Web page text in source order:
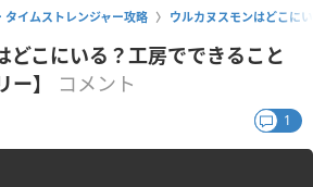
タイムストレンジャー攻略 ウルカヌスモンはどこに
どこにいる？工房でできること
】
コメント
1